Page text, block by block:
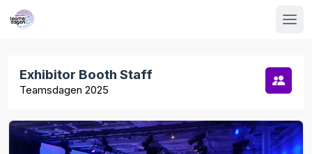
Exhibitor Booth Staff
Teamsdagen 2025